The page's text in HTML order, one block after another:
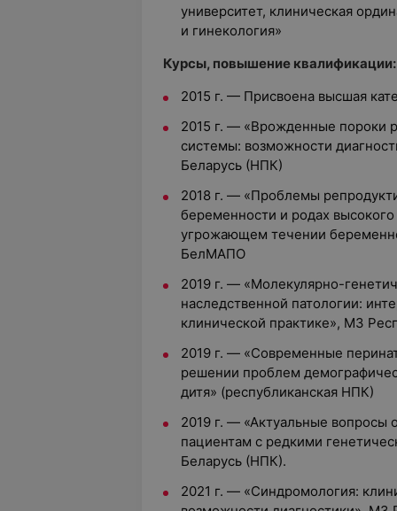
университет, клиническая
и гинекология»
Курсы, повышение квалификации:
2015 г. — Присвоена высшая
2015 г. — «Врожденные пороки
системы: возможности
Беларусь (НПК)
2018 г. — «Проблемы
беременности и родах
угрожающем течении
БелМАПО
2019 г. — «Молекулярно-
наследственной патологии:
клинической практике», МЗ
2019 г. — «Современные
решении проблем
дитя» (республиканская НПК)
2019 г. — «Актуальные
пациентам с редкими
Беларусь (НПК).
2021 г. — «Синдромология: